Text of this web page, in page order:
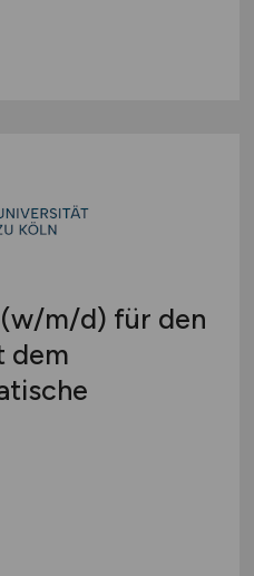
(w/m/d) für den
dem